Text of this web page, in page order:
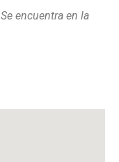
Se encuentra en la